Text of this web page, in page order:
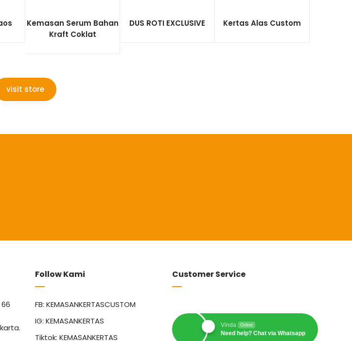
Kemasan Serum Bahan
Kraft Coklat
DUS ROTI EXCLUSIVE Kertas Alas Custom
visit store
Follow Kami
FB: KEMASANKERTASCUSTOM
IG: KEMASANKERTAS
Tiktok: KEMASANKERTAS
Customer Service
Vinda Online
Need help? Chat via Whatsapp